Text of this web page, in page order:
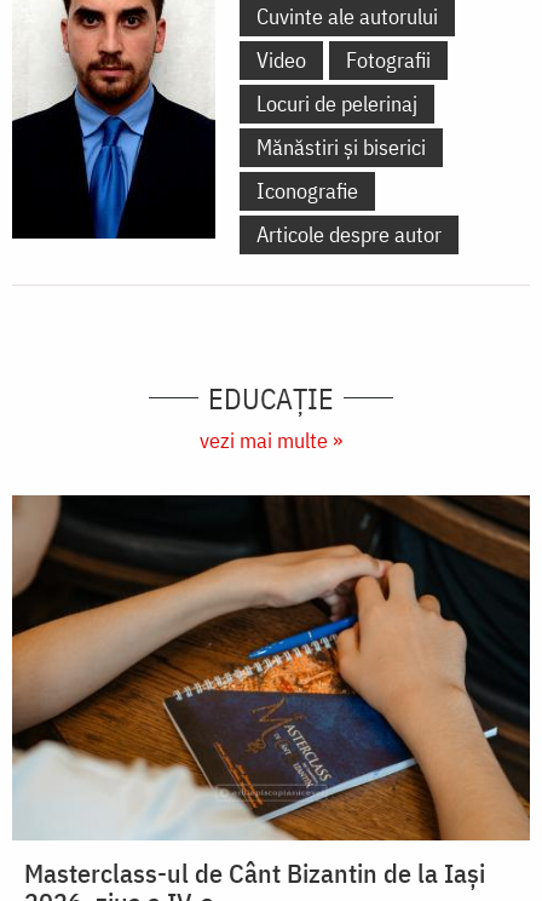
Cuvinte ale autorului
Video
Fotografii
Locuri de pelerinaj
Mănăstiri și biserici
Iconografie
Articole despre autor
EDUCAŢIE
vezi mai multe »
Masterclass-ul de Cânt Bizantin de la Iași